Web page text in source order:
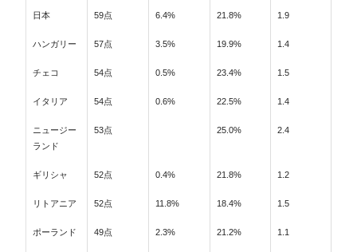
日本 59点 6.4% 21.8% 1.9
ハンガリー 57点 3.5% 19.9% 1.4
チェコ 54点 0.5% 23.4% 1.5
イタリア 54点 0.6% 22.5% 1.4
ニュージー
ランド
53点 25.0% 2.4
ギリシャ 52点 0.4% 21.8% 1.2
リトアニア 52点 11.8% 18.4% 1.5
ポーランド 49点 2.3% 21.2% 1.1